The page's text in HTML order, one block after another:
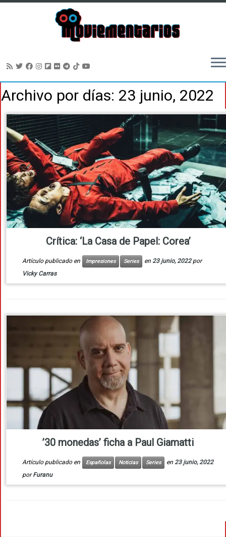
al
Archivo por días: 23 junio, 2022
Crítica: ‘La Casa de Papel: Corea’
Artículo publicado en Impresiones Series en 23 junio, 2022 por
Vicky Carras
’30 monedas’ ficha a Paul Giamatti
Artículo publicado en Españolas Noticias Series en 23 junio, 2022
porFuranu